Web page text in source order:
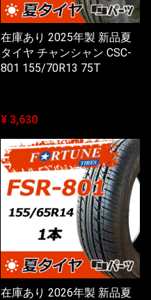
在庫あり 2025年製 新品夏
タイヤ チャンシャン CSC-
801 155/70R13 75T
¥ 3,630
在庫あり 2026年製 新品夏